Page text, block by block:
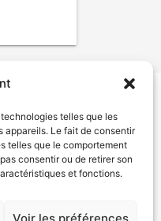
telles que les
appareils. Le fait de consentir
telles que le comportement
consentir ou de retirer son
et fonctions.
Voir les préférences